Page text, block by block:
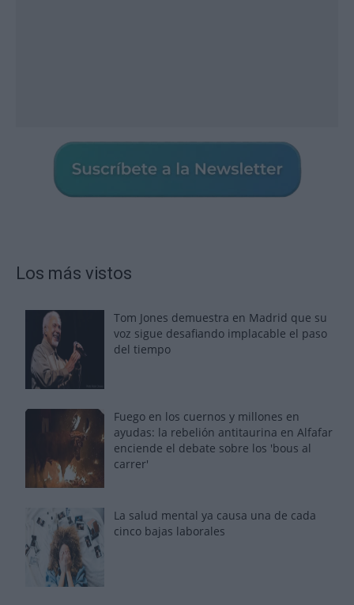
Los más vistos
Tom Jones demuestra en Madrid que su
voz sigue desafiando implacable el paso
del tiempo
Fuego en los cuernos y millones en
ayudas: la rebelión antitaurina en Alfafar
enciende el debate sobre los 'bous al
carrer'
La salud mental ya causa una de cada
cinco bajas laborales